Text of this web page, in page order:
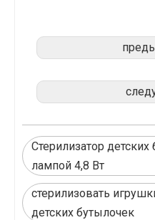
Стерилизатор
лампой 4,8 Вт
стерилизовать
детских бутылочек